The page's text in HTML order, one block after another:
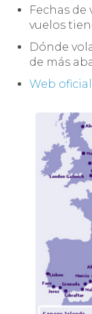
Fechas de
vuelos
Dónde
de más
Web